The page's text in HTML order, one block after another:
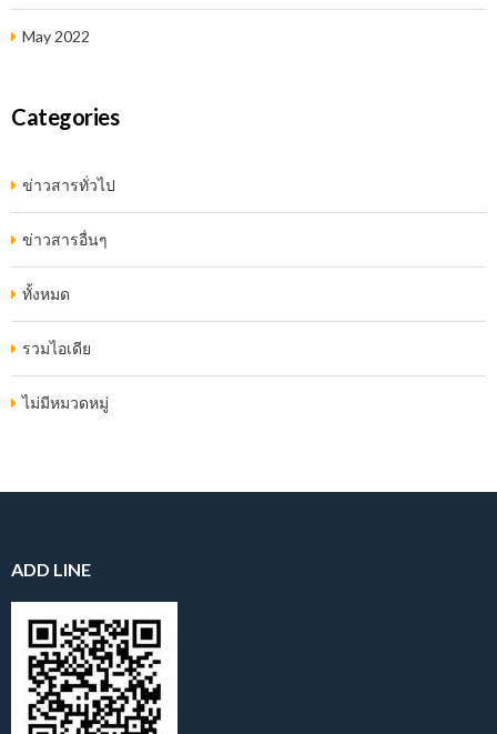
May 2022
Categories
ข่าวสารทั่วไป
ข่าวสารอื่นๆ
ทั้งหมด
รวมไอเดีย
ไม่มีหมวดหมู่
ADD LINE